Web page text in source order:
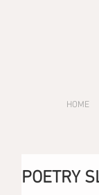
HOME
POETRY